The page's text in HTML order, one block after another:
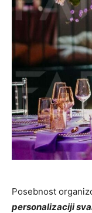
Posebnost
personalizaciji